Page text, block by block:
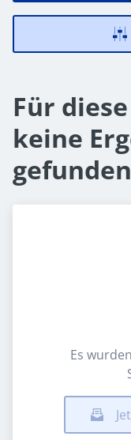
Für
keine
Es